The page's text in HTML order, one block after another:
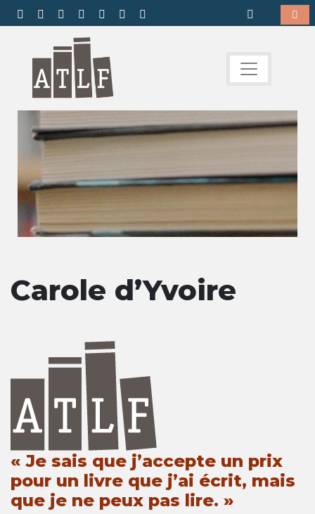
Carole d’Yvoire
« Je sais que j’accepte un prix
pour un livre que j’ai écrit, mais
que je ne peux pas lire. »